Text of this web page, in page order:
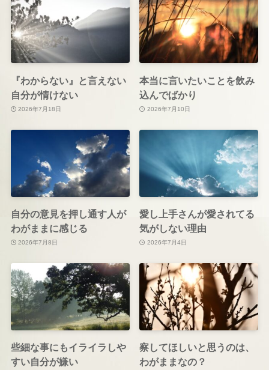
『わからない』と言えない
自分が情けない
2026年7月18日
本当に言いたいことを飲み
込んでばかり
2026年7月10日
自分の意見を押し通す人が
わがままに感じる
2026年7月8日
愛し上手さんが愛されてる
気がしない理由
2026年7月4日
些細な事にもイライラしや
すい自分が嫌い
察してほしいと思うのは、
わがままなの？